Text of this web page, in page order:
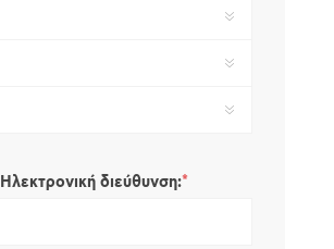
Ηλεκτρονική διεύθυνση:*